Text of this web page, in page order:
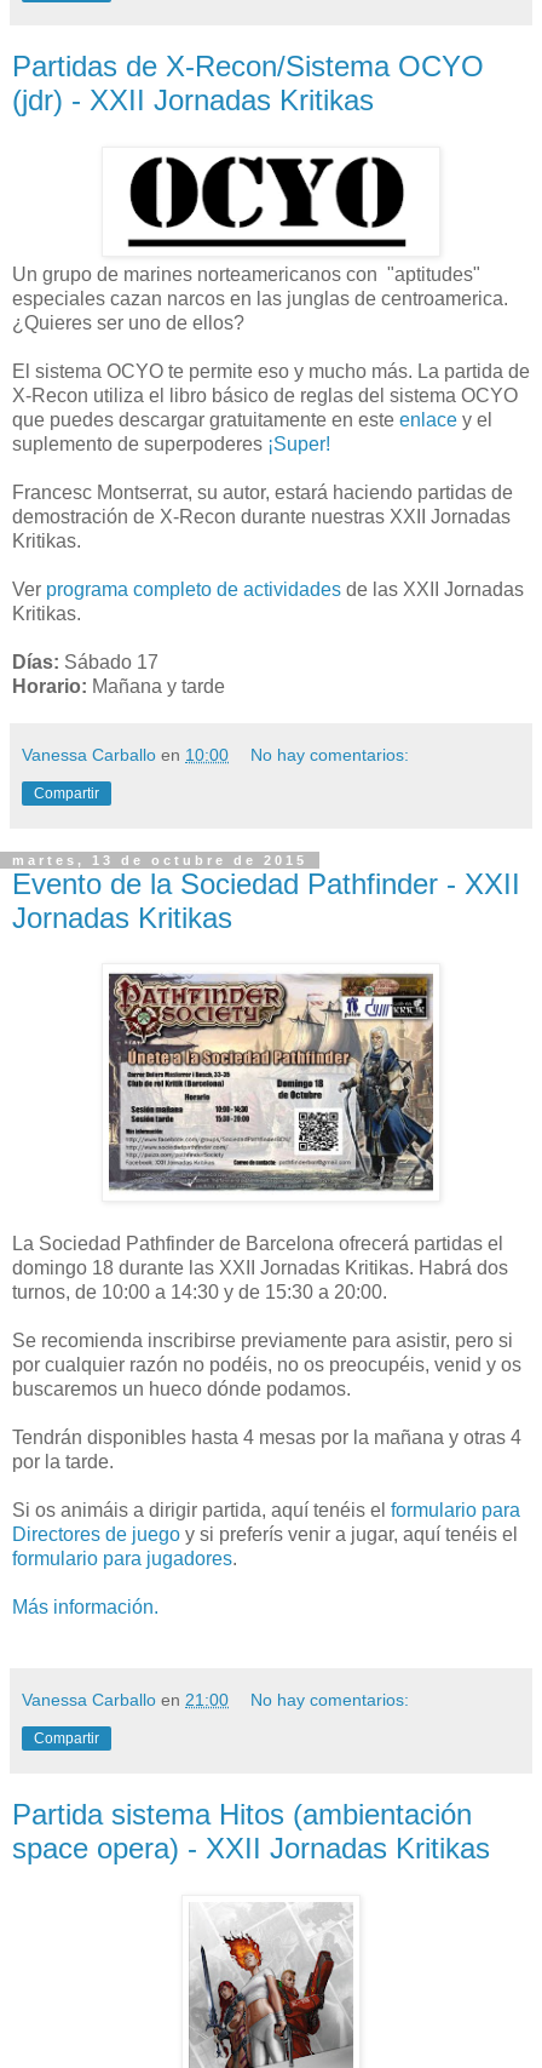
Partidas de X-Recon/Sistema OCYO
(jdr) - XXII Jornadas Kritikas
Un grupo de marines norteamericanos con "aptitudes"
especiales cazan narcos en las junglas de centroamerica.
¿Quieres ser uno de ellos?
El sistema OCYO te permite eso y mucho más. La partida de
X-Recon utiliza el libro básico de reglas del sistema OCYO
que puedes descargar gratuitamente en este enlace y el
suplemento de superpoderes ¡Super!
Francesc Montserrat, su autor, estará haciendo partidas de
demostración de X-Recon durante nuestras XXII Jornadas
Kritikas.
Ver programa completo de actividades de las XXII Jornadas
Kritikas.
Días: Sábado 17
Horario: Mañana y tarde
Vanessa Carballo en 10:00 No hay comentarios:
Compartir
martes, 13 de octubre de 2015
Evento de la Sociedad Pathfinder - XXII
Jornadas Kritikas
La Sociedad Pathfinder de Barcelona ofrecerá partidas el
domingo 18 durante las XXII Jornadas Kritikas. Habrá dos
turnos, de 10:00 a 14:30 y de 15:30 a 20:00.
Se recomienda inscribirse previamente para asistir, pero si
por cualquier razón no podéis, no os preocupéis, venid y os
buscaremos un hueco dónde podamos.
Tendrán disponibles hasta 4 mesas por la mañana y otras 4
por la tarde.
Si os animáis a dirigir partida, aquí tenéis el formulario para
Directores de juego y si preferís venir a jugar, aquí tenéis el
formulario para jugadores.
Más información.
Vanessa Carballo en 21:00 No hay comentarios:
Compartir
Partida sistema Hitos (ambientación
space opera) - XXII Jornadas Kritikas